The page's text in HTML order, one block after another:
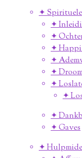
✦
✦
✦
✦
✦
✦
✦
✦
✦
✦ Gaves
✦